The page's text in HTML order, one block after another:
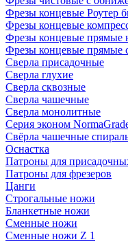
Фрезы концевые Роутер
Фрезы концевые
Фрезы концевые прямые
Фрезы концевые прямые
Сверла присадочные
Сверла глухие
Сверла сквозные
Сверла чашечные
Сверла монолитные
Серия эконом
Свёрла чашечные
Оснастка
Патроны для
Патроны для фрезеров
Цанги
Строгальные ножи
Бланкетные ножи
Сменные ножи
Сменные ножи Z 1